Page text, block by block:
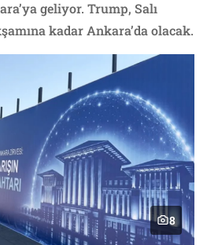
geliyor. Trump, Salı
kadar Ankara’da olacak.
8